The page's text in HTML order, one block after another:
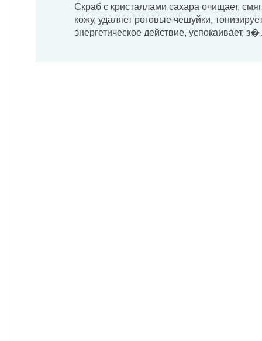
Скраб с кристаллами сахара очищает,
кожу, удаляет роговые чешуйки,
энергетическое действие, успокаивает,